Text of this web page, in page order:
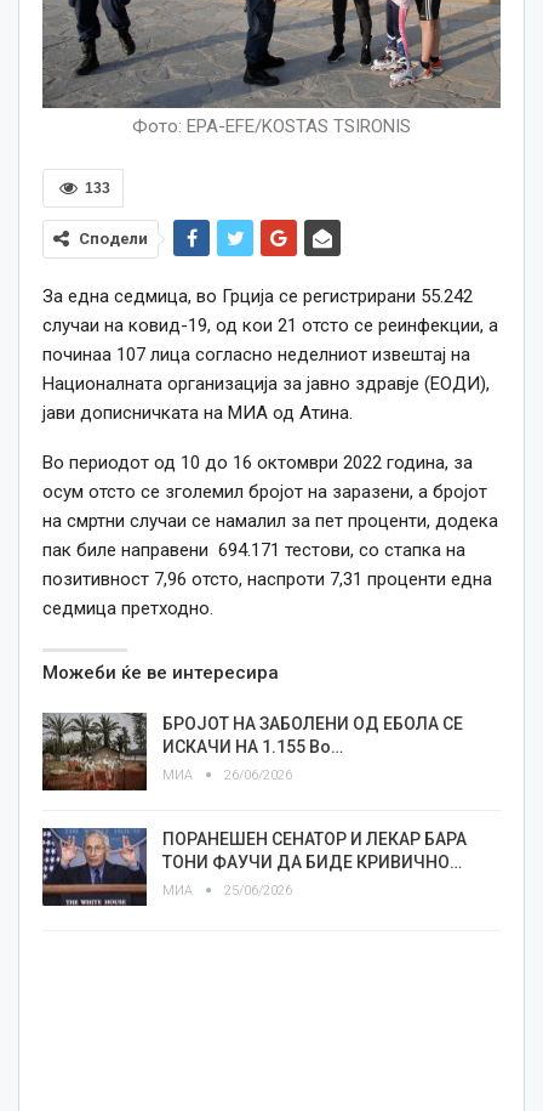
Фото: EPA-EFE/KOSTAS TSIRONIS
133
Сподели
За една седмица, во Грција се регистрирани 55.242
случаи на ковид-19, од кои 21 отсто се реинфекции, а
починаа 107 лица согласно неделниот извештај на
Националната организација за јавно здравје (ЕОДИ),
јави дописничката на МИА од Атина.
Во периодот од 10 до 16 октомври 2022 година, за
осум отсто се зголемил бројот на заразени, а бројот
на смртни случаи се намалил за пет проценти, додека
пак биле направени 694.171 тестови, со стапка на
позитивност 7,96 отсто, наспроти 7,31 проценти една
седмица претходно.
Можеби ќе ве интересира
БРОЈОТ НА ЗАБОЛЕНИ ОД ЕБОЛА СЕ
ИСКАЧИ НА 1.155 Во…
МИА 26/06/2026
ПОРАНЕШЕН СЕНАТОР И ЛЕКАР БАРА
ТОНИ ФАУЧИ ДА БИДЕ КРИВИЧНО…
МИА 25/06/2026